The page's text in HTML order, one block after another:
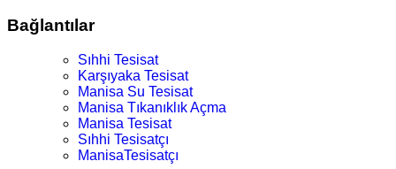
Bağlantılar
Sıhhi Tesisat
Karşıyaka Tesisat
Manisa Su Tesisat
Manisa Tıkanıklık Açma
Manisa Tesisat
Sıhhi Tesisatçı
ManisaTesisatçı